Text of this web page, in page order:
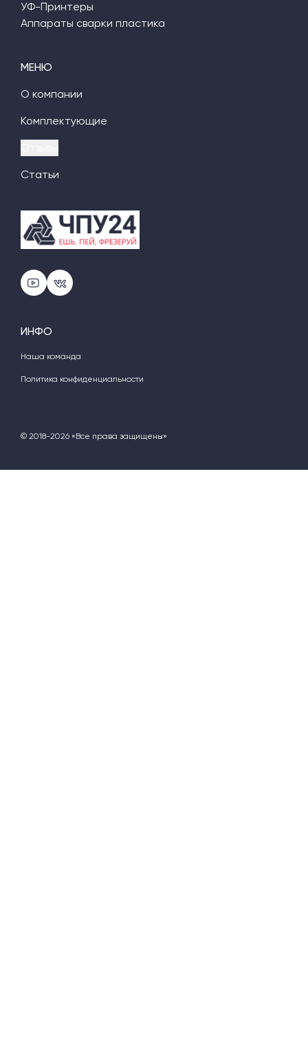
МЕНЮ
О компании
Комплектующие
Статьи
УФ-Принтеры
Аппараты сварки пластика
ИНФО
Наша команда
Политика конфиденциальности
© 2018-2026 «Все права защищены»